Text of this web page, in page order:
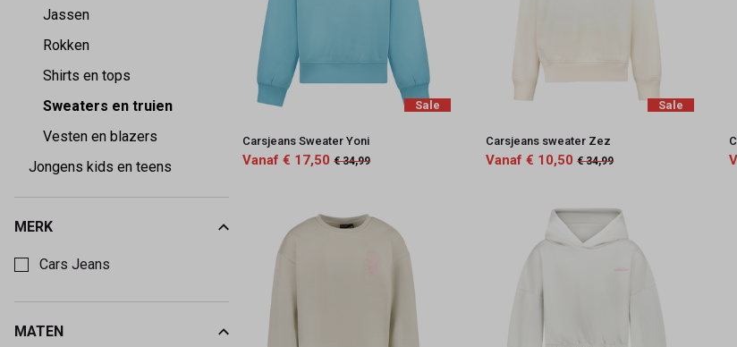
Keez&Co
Jassen
Rokken
Shirts en tops
Sweaters en truien
Vesten en blazers
Jongens kids en teens
MERK
Cars Jeans
MATEN
Sale
Carsjeans Sweater Yoni
Vanaf € 17,50 € 34,99
Sale
Carsjeans sweater Zez
Vanaf € 10,50 € 34,99